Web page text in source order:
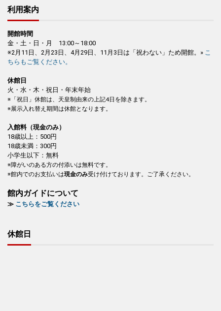
利用案内
開館時間
金・土・日・月 13:00～18:00
※2月11日、2月23日、4月29日、11月3日は「祝わない」ため開館。» こ
ちらもご覧ください。
休館日
火・水・木・祝日・年末年始
※「祝日」休館は、天皇制由来の上記4日を除きます。
※展示入れ替え期間は休館となります。
入館料（現金のみ）
18歳以上：500円
18歳未満：300円
小学生以下：無料
※障がいのある方の付添いは無料です。
※館内でのお支払いは現金のみ受け付けております。ご了承ください。
館内ガイドについて
≫ こちらをご覧ください
休館日